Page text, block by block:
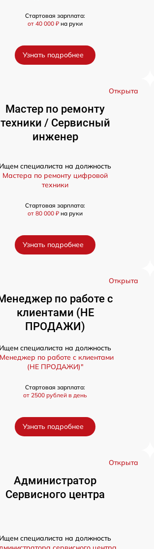
Стартовая зарплата:
от 40 000 ₽ на руки
Узнать подробнее
Открыта
Мастер по ремонту
техники / Сервисный
инженер
Ищем специалиста на должность
Мастера по ремонту цифровой
техники
Стартовая зарплата:
от 80 000 ₽ на руки
Узнать подробнее
Открыта
по работе с
клиентами (НЕ
ПРОДАЖИ)
Ищем специалиста на должность
по работе с клиентами
(НЕ ПРОДАЖИ)"
Стартовая зарплата:
от 2500 рублей в день
Узнать подробнее
Открыта
Администратор
Сервисного центра
Ищем специалиста на должность